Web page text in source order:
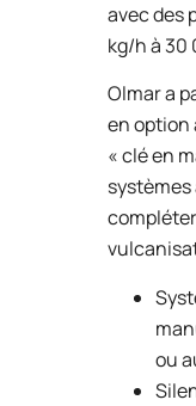
avec des
kg/h à 30
Olmar a
en option
« clé en
ou